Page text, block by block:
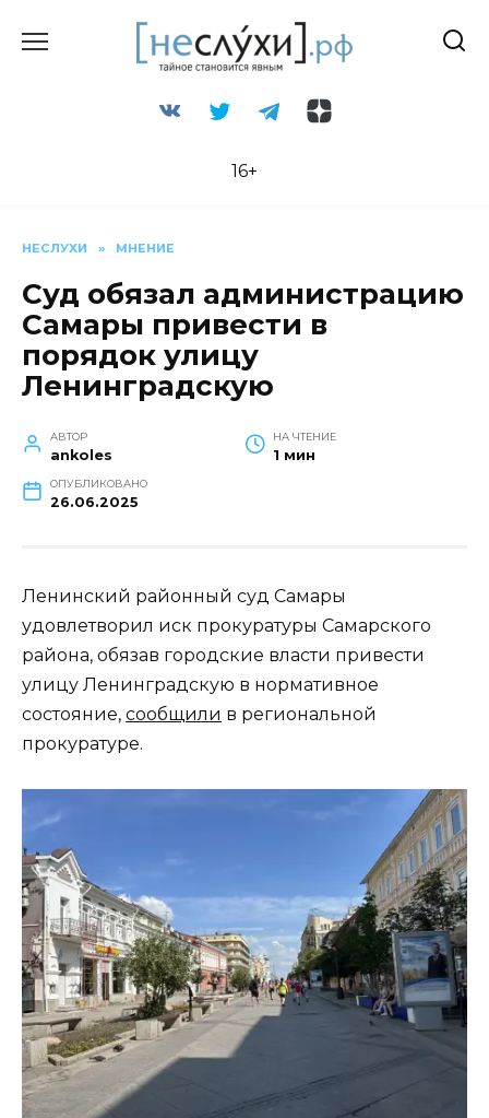
16+
НЕСЛУХИ » МНЕНИЕ
Суд обязал администрацию
Самары привести в
порядок улицу
Ленинградскую
АВТОР
ankoles
НА ЧТЕНИЕ
1 мин
ОПУБЛИКОВАНО
26.06.2025
Ленинский районный суд Самары
удовлетворил иск прокуратуры Самарского
района, обязав городские власти привести
улицу Ленинградскую в нормативное
состояние, сообщили в региональной
прокуратуре.